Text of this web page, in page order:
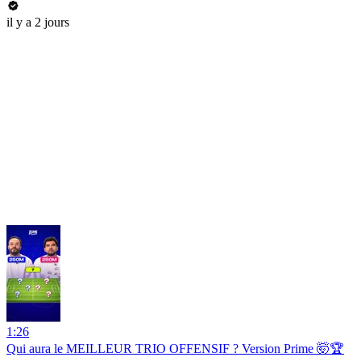
il y a 2 jours
1:26
Qui aura le MEILLEUR TRIO OFFENSIF ? Version Prime 🤯🏆